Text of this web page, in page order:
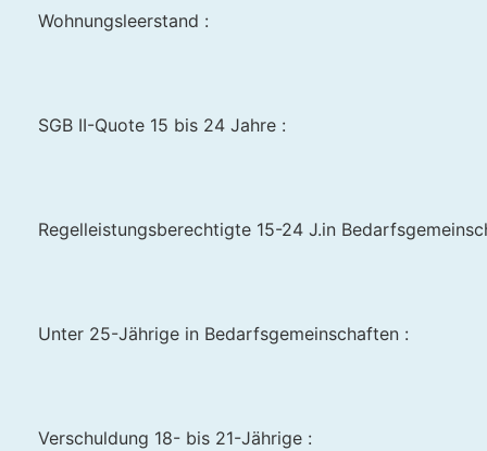
Wohnungsleerstand :
SGB II-Quote 15 bis 24 Jahre :
Regelleistungsberechtigte 15-24 J.in
Unter 25-Jährige in Bedarfsgemeinschaften :
Verschuldung 18- bis 21-Jährige :